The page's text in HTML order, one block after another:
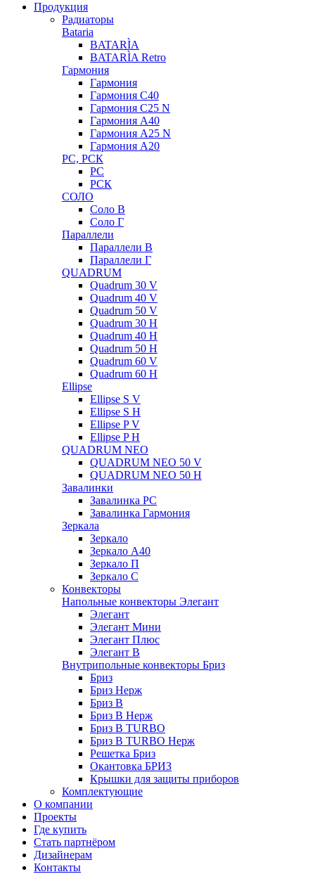
Продукция
Радиаторы
Bataria
BATARÌA
BATARÌA Retro
Гармония
Гармония
Гармония С40
Гармония С25 N
Гармония А40
Гармония А25 N
Гармония А20
РС, РСК
РС
РСК
СОЛО
Соло В
Соло Г
Параллели
Параллели В
Параллели Г
QUADRUM
Quadrum 30 V
Quadrum 40 V
Quadrum 50 V
Quadrum 30 H
Quadrum 40 H
Quadrum 50 H
Quadrum 60 V
Quadrum 60 H
Ellipse
Ellipse S V
Ellipse S H
Ellipse P V
Ellipse P H
QUADRUM NEO
QUADRUM NEO 50 V
QUADRUM NEO 50 H
Завалинки
Завалинка РС
Завалинка Гармония
Зеркала
Зеркало
Зеркало А40
Зеркало П
Зеркало С
Конвекторы
Напольные конвекторы Элегант
Элегант
Элегант Мини
Элегант Плюс
Элегант В
Внутрипольные конвекторы Бриз
Бриз
Бриз Нерж
Бриз В
Бриз В Нерж
Бриз В TURBO
Бриз В TURBO Нерж
Решетка Бриз
Окантовка БРИЗ
Крышки для защиты приборов
Комплектующие
О компании
Проекты
Где купить
Стать партнёром
Дизайнерам
Контакты